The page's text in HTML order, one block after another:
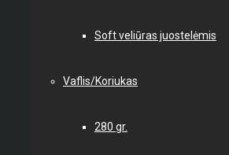
Soft veliūras juostelėmis
Vaflis/Koriukas
280 gr.